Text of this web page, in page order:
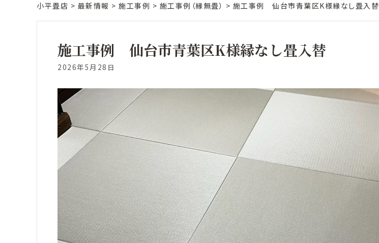
小平畳店 > 最新情報 > 施工事例 > 施工事例（縁無畳） > 施工事例 仙台市青葉区K様縁なし畳入替
施工事例 仙台市青葉区K様縁なし畳入替
2026年5月28日